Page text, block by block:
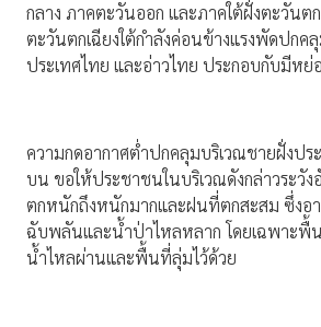
กลาง ภาคตะวันออก และภาคใต้ฝั่งตะวันต
ตะวันตกเฉียงใต้กำลังค่อนข้างแรงพัดปกค
ประเทศไทย และอ่าวไทย ประกอบกับมีหย่
ความกดอากาศต่ำปกคลุมบริเวณชายฝั่งปร
บน ขอให้ประชาชนในบริเวณดังกล่าวระวั
ตกหนักถึงหนักมากและฝนที่ตกสะสม ซึ่งอ
ฉับพลันและน้ำป่าไหลหลาก โดยเฉพาะพื้น
น้ำไหลผ่านและพื้นที่ลุ่มไว้ด้วย